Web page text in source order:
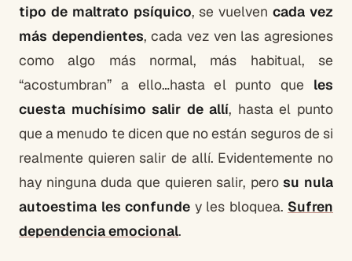
tipo de maltrato psíquico, se vuelvencada vez
más dependientes, cada vez ven las agresiones
como algo más normal, más habitual, se
“acostumbran” a ello…hasta el punto que les
cuesta muchísimo salir de allí, hasta el punto
que a menudo te dicen que no están seguros de si
realmente quieren salir de allí. Evidentemente no
hay ninguna duda que quieren salir, perosu nula
autoestima les confunde y les bloquea. Sufren
dependencia emocional.